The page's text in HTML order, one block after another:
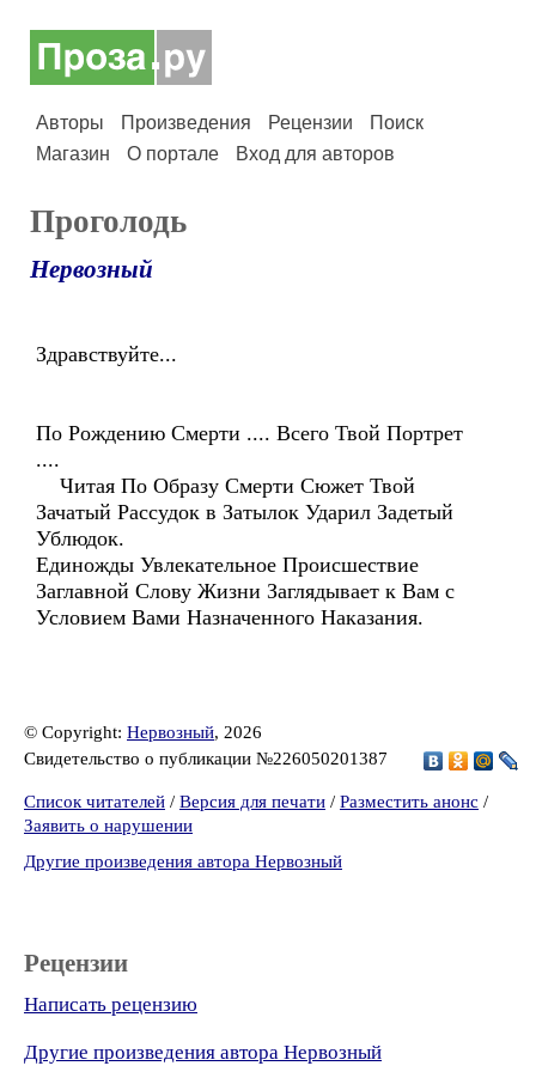
Авторы Произведения Рецензии
Поиск
Магазин
О портале Вход для авторов
Проголодь
Нервозный
Здравствуйте...
По Рождению Смерти .... Всего Твой Портрет
....
Читая По Образу Смерти Сюжет Твой
Зачатый Рассудок в Затылок Ударил Задетый
Ублюдок.
Единожды Увлекательное Происшествие
Заглавной Слову Жизни Заглядывает к Вам с
Условием Вами Назначенного Наказания.
© Copyright: Нервозный, 2026
Свидетельство о публикации №226050201387
Список читателей / Версия для печати / Разместить анонс /
Заявить о нарушении
Другие произведения автора Нервозный
Рецензии
Написать рецензию
Другие произведения автора Нервозный